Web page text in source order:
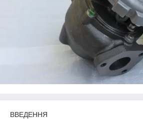
ВВЕДЕННЯ